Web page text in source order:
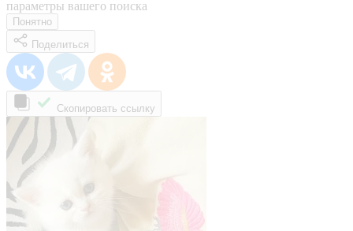
параметры вашего поиска
Понятно
Поделиться
Скопировать ссылку